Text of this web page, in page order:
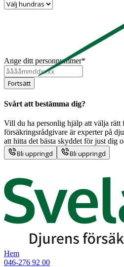
Ange ditt personnummer*
Fortsätt
Svårt att bestämma dig?
Vill du ha personlig hjälp att välja rätt
försäkringsrådgivare är experter på
att hitta det bästa skyddet för just dig
Bli uppringd Bli uppringd
Hem
046-276 92 00